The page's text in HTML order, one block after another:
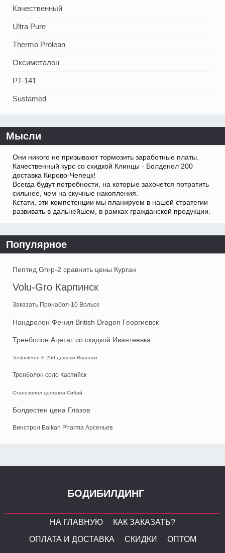
Качественный
Ultra Pure
Thermo Prolean
Оксиметалон
PT-141
Sustamed
Мысли
Они никого не призывают тормозить заработные платы.
Качественный курс со скидкой Клинцы - Болденол 200
доставка Кирово-Чепецк!
Всегда будут потребности, на которые захочется потратить
сильнее, чем на скучные накопления.
Кстати, эти компетенции мы планируем в нашей стратегии
развивать в дальнейшем, в рамках гражданской продукции.
Популярное
Пептид Ghrp-2 сравнить цены Курган
Volu-Gro Карпинск
Заказать Пронабол-10 Вольск
Нандролон Фенил British Dragon Георгиевск
Тренболон Ацетат со скидкой Ивантеевка
Testosteron E 250 дешево Иваново
Тренболон соло Каспийск
Станозолол доставка Сибай
Болдестен цена Глазов
Винстрол Balkan Pharma Арсеньев
БОДИБИЛДИНГ
НА ГЛАВНУЮ
КАК ЗАКАЗАТЬ?
ОПЛАТА И ДОСТАВКА
СКИДКИ
ОПТОМ